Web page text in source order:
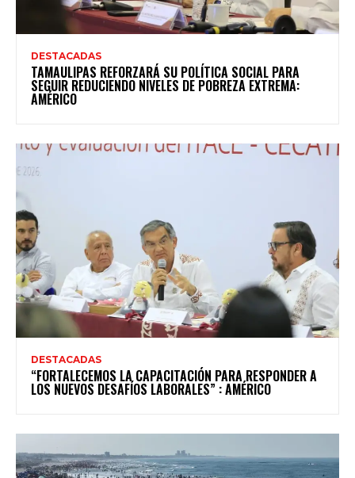
DESTACADAS
TAMAULIPAS REFORZARÁ SU POLÍTICA SOCIAL PARA
SEGUIR REDUCIENDO NIVELES DE POBREZA EXTREMA:
AMÉRICO
DESTACADAS
“FORTALECEMOS LA CAPACITACIÓN PARA RESPONDER A
LOS NUEVOS DESAFÍOS LABORALES” : AMÉRICO